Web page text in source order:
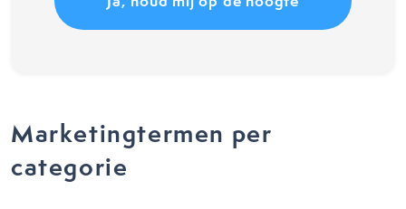
Marketingtermen per
categorie